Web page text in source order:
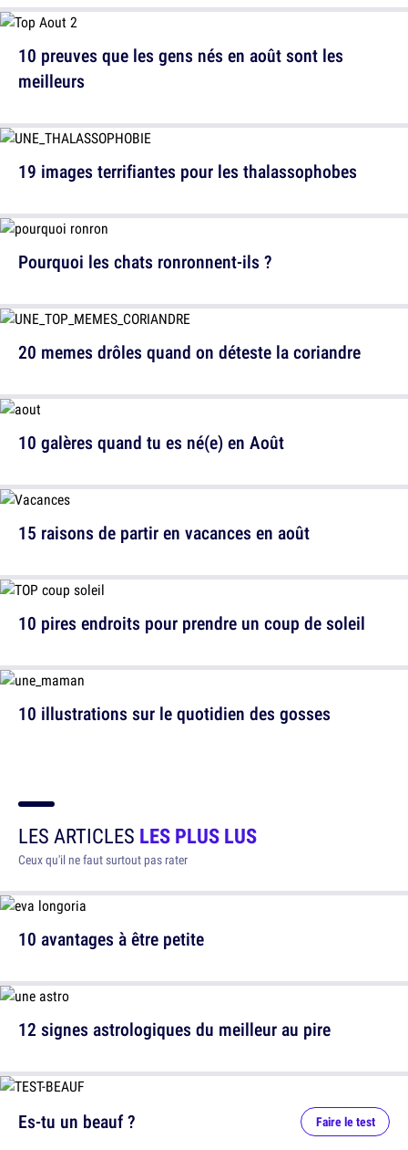
10 preuves que les gens nés en août sont les
meilleurs
Pourquoi les chats ronronnent-ils ?
10 galères quand tu es né(e) en Août
10 pires endroits pour prendre un coup de soleil
19 images terrifiantes pour les thalassophobes
20 memes drôles quand on déteste la coriandre
15 raisons de partir en vacances en août
10 illustrations sur le quotidien des gosses
LES ARTICLES LES PLUS LUS
Ceux qu'il ne faut surtout pas rater
10 avantages à être petite
12 signes astrologiques du meilleur au pire
Es-tu un beauf ? Faire le test